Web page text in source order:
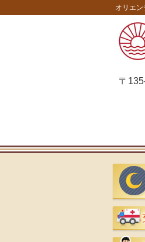
オリエン
〒